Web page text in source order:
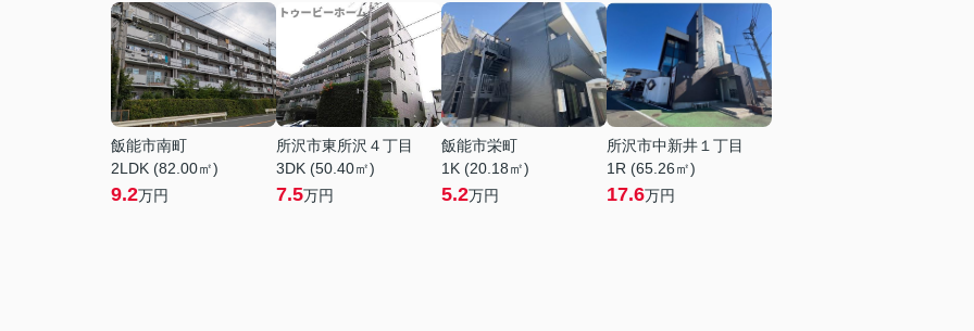
飯能市南町
2LDK (82.00㎡)
9.2万円
所沢市東所沢４丁目
3DK (50.40㎡)
7.5万円
飯能市栄町
1K (20.18㎡)
5.2万円
所沢市中新井１丁目
1R (65.26㎡)
17.6万円